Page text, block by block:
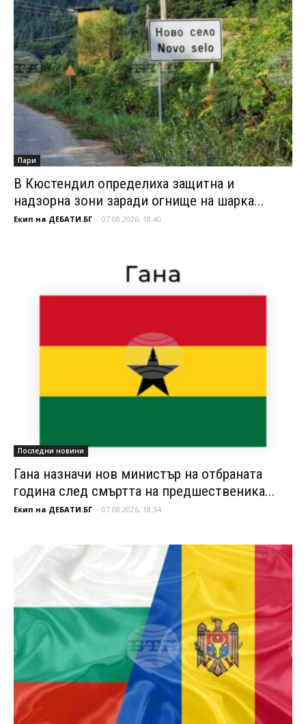
Пари
В Кюстендил определиха защитна и
надзорна зони заради огнище на шарка...
Екип на ДЕБАТИ.БГ - 07.08.2026, 18:40
Последни новини
Гана назначи нов министър на отбраната
година след смъртта на предшественика...
Екип на ДЕБАТИ.БГ - 07.08.2026, 18:34